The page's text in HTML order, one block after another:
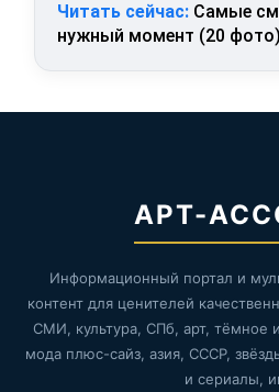
Читать сейчас: Самые
нужный момент (20 фото)
АРТ-
Информационный портал и
контент для ценителей
СМИ, культура, СПб, арт, тёмное
мода плюс-сайз, азия, СССР,
и сериалы,